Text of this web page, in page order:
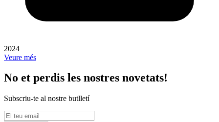
2024
Veure més
No et perdis les nostres novetats!
Subscriu-te al nostre butlletí